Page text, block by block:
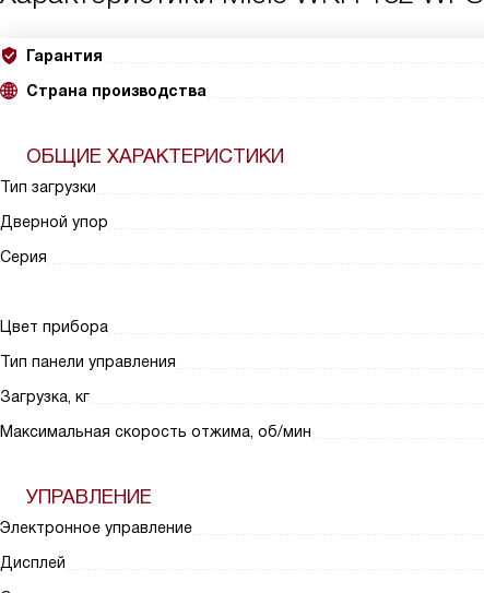
Гарантия
Страна производства
ОБЩИЕ ХАРАКТЕРИСТИКИ
Тип загрузки
Дверной упор
Серия
Цвет прибора
Тип панели управления
Загрузка, кг
Максимальная скорость отжима, об/мин
УПРАВЛЕНИЕ
Электронное управление
Дисплей